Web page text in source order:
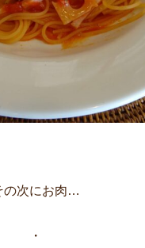
の次にお肉…
・